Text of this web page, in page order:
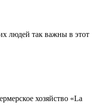
людей так важны в этот
хозяйство «La